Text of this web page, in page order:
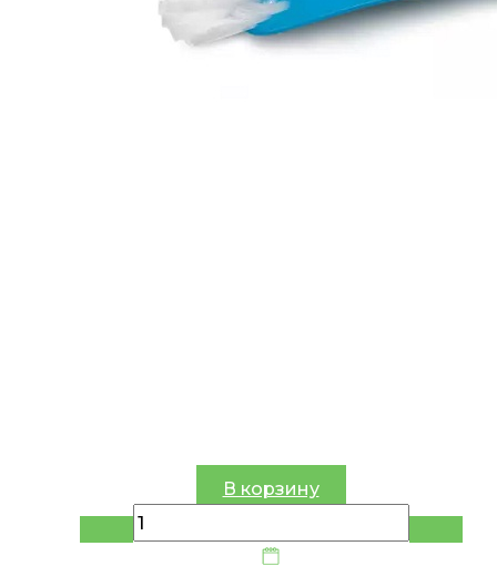
В корзину